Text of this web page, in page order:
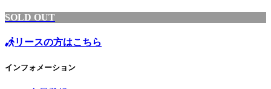
SOLD OUT
リースの方はこちら
インフォメーション